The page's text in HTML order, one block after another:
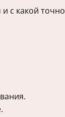
с какой